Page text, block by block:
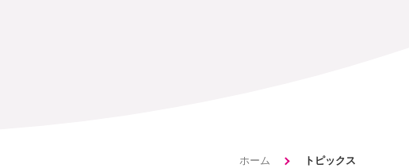
ホーム トピックス